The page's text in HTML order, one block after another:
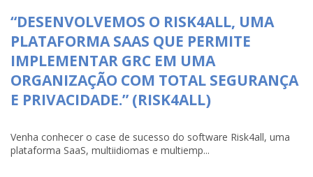
“DESENVOLVEMOS O RISK4ALL, UMA
PLATAFORMA SAAS QUE PERMITE
IMPLEMENTAR GRC EM UMA
ORGANIZAÇÃO COM TOTAL SEGURANÇA
E PRIVACIDADE.” (RISK4ALL)
Venha conhecer o case de sucesso do software Risk4all, uma
plataforma SaaS, multiidiomas e multiemp...